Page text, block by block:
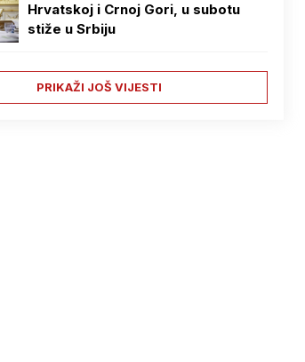
Hrvatskoj i Crnoj Gori, u subotu
stiže u Srbiju
PRIKAŽI JOŠ VIJESTI